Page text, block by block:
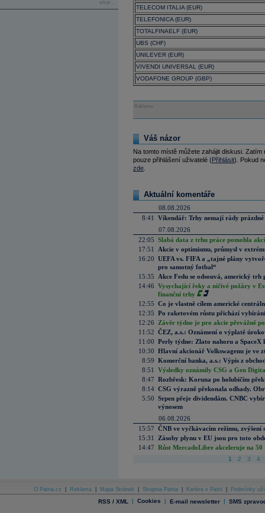
více...
TELECOM ITALIA (EUR)
TELEFONICA (EUR)
TOTALFINAELF (EUR)
UBS (CHF)
UNILEVER (EUR)
VIVENDI UNIVERSAL (EUR)
VODAFONE GROUP (GBP)
Reklama
Váš názor
Na tomto místě můžete zahájit diskusi.
pouze přihlášení uživatelé (Přihlásit). Pokud
zde
Aktuální komentáře
08.08.2026
8:41
Víkendář: Trhy nemají rády prázdné
07.08.2026
22:05 Slabá data z trhu práce pomohla
17:51
Akcie v optimismu, průmysl v
16:20 UEFA vs. FIFA a „tajné plány
pro samotný fotbal“
15:35
Akce Fedu se odsouvá, americký
14:46 Vysychající řeky a ničivé požáry v
finanční trhy
12:55 Co je vlastně cílem americké
12:35 Po raketovém růstu přichází
12:26
Závěr týdne je pro akcie převážně
11:52 ČEZ, a.s.: Oznámení o výplatě
11:00 Perly týdne: Zlato nahoru a SpaceX
10:30 Hlavní akcionář Volkswagenu je ve
8:59 Komerční banka, a.s.: Výpis z
8:51
Výsledky oznámily CSG a Gen
8:47 Rozbřesk: Koruna po holubičím
8:14 CSG výrazně překonala odhady.
5:50 Srpen přeje dividendám. CNBC
výnosem
06.08.2026
15:57 ČNB ve vyčkávacím režimu, zvýšení
15:31
Zásoby plynu v EU jsou pro toto
14:47 Růst MercadoLibre akceleruje na
1 2 3 4
O Patria.cz Reklama Mapa Stránek Skupina Patria Kariéra v Patrii Podmínky
RSS / XML | Cookies | E-mail newsletter | SMS